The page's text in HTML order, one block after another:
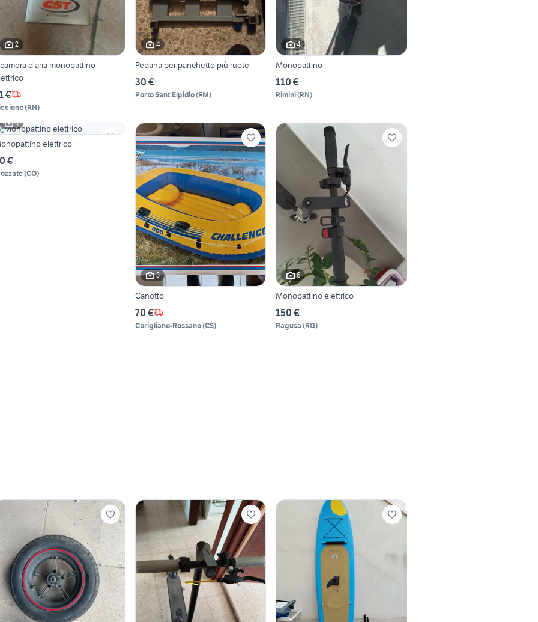
2
d aria monopattino
€
(RN)
4
Pedana per panchetto più ruote
30 €
Porto Sant'Elpidio(FM)
4
Monopattino
110 €
Rimini(RN)
4
elettrico
€
(CO)
3
Canotto
70 €
Corigliano-Rossano(CS)
6
Monopattino elettrico
150 €
Ragusa (RG)